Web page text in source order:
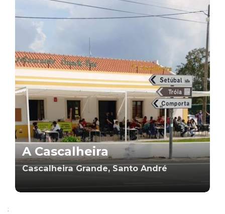
A Cascalheira
Cascalheira Grande, Santo André
;